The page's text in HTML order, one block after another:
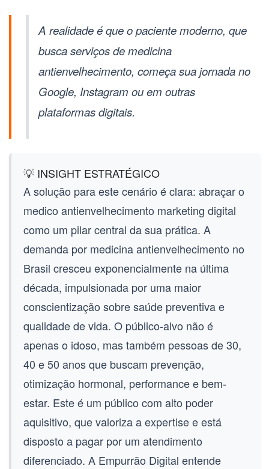
A realidade é que o paciente moderno, que
busca serviços de medicina
antienvelhecimento, começa sua jornada no
Google, Instagram ou em outras
plataformas digitais.
💡 INSIGHT ESTRATÉGICO
A solução para este cenário é clara: abraçar o
medico antienvelhecimento marketing digital
como um pilar central da sua prática. A
demanda por medicina antienvelhecimento no
Brasil cresceu exponencialmente na última
década, impulsionada por uma maior
conscientização sobre saúde preventiva e
qualidade de vida. O público-alvo não é
apenas o idoso, mas também pessoas de 30,
40 e 50 anos que buscam prevenção,
otimização hormonal, performance e bem-
estar. Este é um público com alto poder
aquisitivo, que valoriza a expertise e está
disposto a pagar por um atendimento
diferenciado. A Empurrão Digital entende